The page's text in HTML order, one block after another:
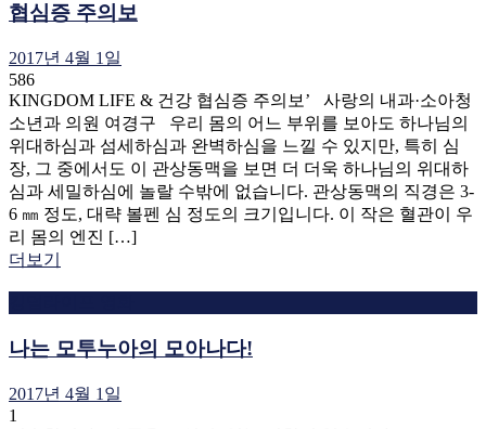
협심증 주의보
2017년 4월 1일
586
KINGDOM LIFE & 건강 협심증 주의보’ 사랑의 내과·소아청
소년과 의원 여경구 우리 몸의 어느 부위를 보아도 하나님의
위대하심과 섬세하심과 완벽하심을 느낄 수 있지만, 특히 심
장, 그 중에서도 이 관상동맥을 보면 더 더욱 하나님의 위대하
심과 세밀하심에 놀랄 수밖에 없습니다. 관상동맥의 직경은 3-
6 ㎜ 정도, 대략 볼펜 심 정도의 크기입니다. 이 작은 혈관이 우
리 몸의 엔진 […]
더보기
나는 모투누아의 모아나다!
2017년 4월 1일
1